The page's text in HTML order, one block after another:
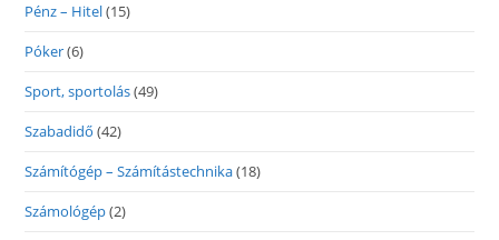
Pénz – Hitel(15)
Póker(6)
Sport, sportolás(49)
Szabadidő (42)
Számítógép – Számítástechnika(18)
Számológép(2)